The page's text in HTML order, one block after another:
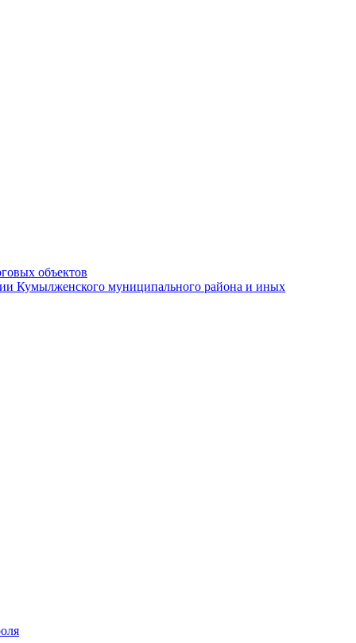
объектов
Кумылженского муниципального района и иных